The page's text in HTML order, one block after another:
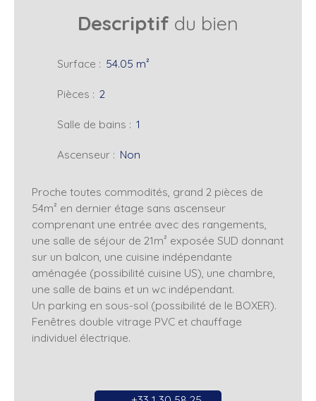
Descriptif du bien
Surface : 54.05 m²
Pièces : 2
Salle de bains : 1
Ascenseur : Non
Proche toutes commodités, grand 2 pièces de
54m² en dernier étage sans ascenseur
comprenant une entrée avec des rangements,
une salle de séjour de 21m² exposée SUD donnant
sur un balcon, une cuisine indépendante
aménagée (possibilité cuisine US), une chambre,
une salle de bains et un wc indépendant.
Un parking en sous-sol (possibilité de le BOXER).
Fenêtres double vitrage PVC et chauffage
individuel électrique.